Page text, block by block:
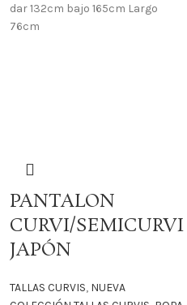
dar 132cm bajo 165cm Largo
76cm
PANTALON
CURVI/SEMICURVI
JAPÓN
TALLAS CURVIS, NUEVA